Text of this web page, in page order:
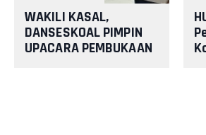
WAKILI KASAL,
DANSESKOAL PIMPIN
UPACARA PEMBUKAAN